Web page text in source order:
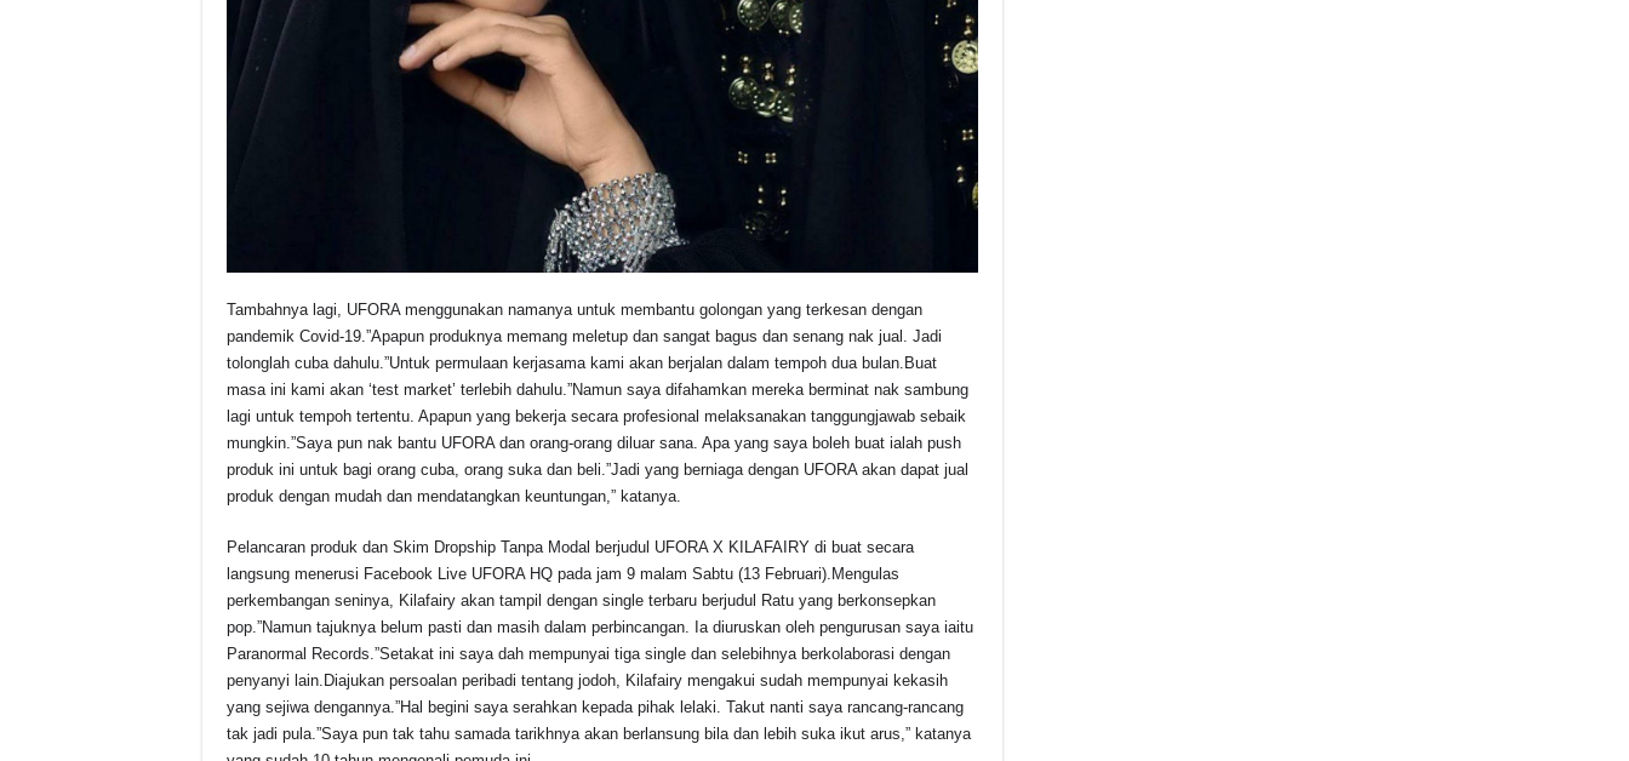
Tambahnya lagi, UFORA menggunakan namanya untuk membantu golongan yang terkesan dengan
pandemik Covid-19.”Apapun produknya memang meletup dan sangat bagus dan senang nak jual. Jadi
tolonglah cuba dahulu.”Untuk permulaan kerjasama kami akan berjalan dalam tempoh dua bulan.Buat
masa ini kami akan ‘test market’ terlebih dahulu.”Namun saya difahamkan mereka berminat nak sambung
lagi untuk tempoh tertentu. Apapun yang bekerja secara profesional melaksanakan tanggungjawab sebaik
mungkin.”Saya pun nak bantu UFORA dan orang-orang diluar sana. Apa yang saya boleh buat ialah push
produk ini untuk bagi orang cuba, orang suka dan beli.”Jadi yang berniaga dengan UFORA akan dapat jual
produk dengan mudah dan mendatangkan keuntungan,” katanya.
Pelancaran produk dan Skim Dropship Tanpa Modal berjudul UFORA X KILAFAIRY di buat secara
langsung menerusi Facebook Live UFORA HQ pada jam 9 malam Sabtu (13 Februari).Mengulas
perkembangan seninya, Kilafairy akan tampil dengan single terbaru berjudul Ratu yang berkonsepkan
pop.”Namun tajuknya belum pasti dan masih dalam perbincangan. Ia diuruskan oleh pengurusan saya iaitu
Paranormal Records.”Setakat ini saya dah mempunyai tiga single dan selebihnya berkolaborasi dengan
penyanyi lain.Diajukan persoalan peribadi tentang jodoh, Kilafairy mengakui sudah mempunyai kekasih
yang sejiwa dengannya.”Hal begini saya serahkan kepada pihak lelaki. Takut nanti saya rancang-rancang
tak jadi pula.”Saya pun tak tahu samada tarikhnya akan berlansung bila dan lebih suka ikut arus,” katanya